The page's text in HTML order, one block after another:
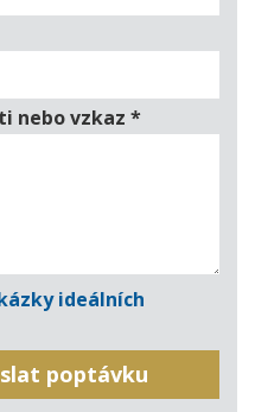
nebo vzkaz *
ideálních